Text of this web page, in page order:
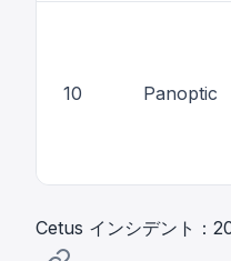
10 Panoptic
Cetus インシデント：